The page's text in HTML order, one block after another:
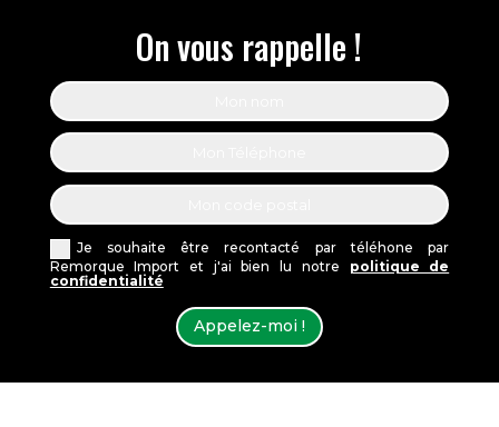
On vous rappelle !
Je souhaite être recontacté par téléhone par
Remorque Import et j'ai bien lu notre politique de
confidentialité
Appelez-moi !